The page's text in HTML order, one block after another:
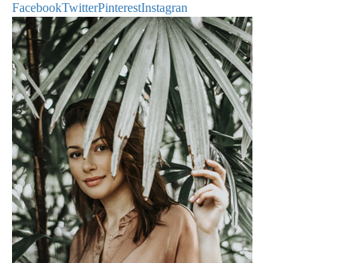
FacebookTwitterPinterestInstagran